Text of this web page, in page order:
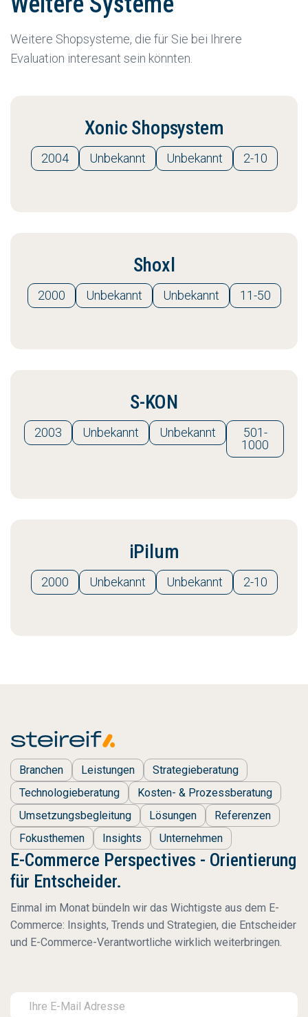
Weitere Shopsysteme, die für Sie bei Ihrere
Evaluation interesant sein könnten.
Xonic Shopsystem
2004 Unbekannt Unbekannt 2-10
Shoxl
2000 Unbekannt Unbekannt 11-50
S-KON
2003 Unbekannt Unbekannt
501-
1000
iPilum
2000 Unbekannt Unbekannt 2-10
Branchen Leistungen
Strategieberatung
Technologieberatung
Kosten- & Prozessberatung
Umsetzungsbegleitung
Lösungen
Referenzen
Fokusthemen
Insights Unternehmen
E-Commerce Perspectives - Orientierung
für Entscheider.
Einmal im Monat bündeln wir das Wichtigste aus dem E-
Commerce: Insights, Trends und Strategien, die Entscheider
und E-Commerce-Verantwortliche wirklich weiterbringen.